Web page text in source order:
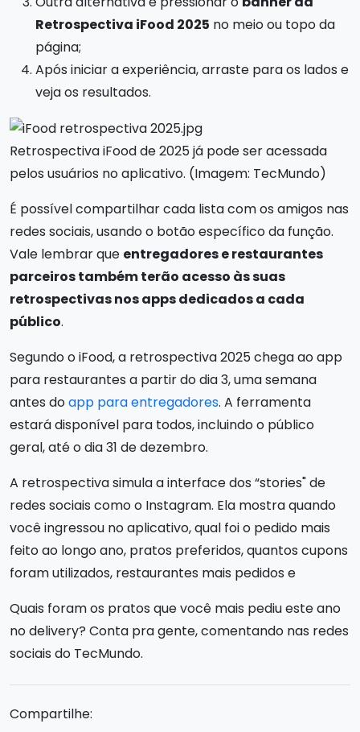
Retrospectiva iFood 2025 no meio ou topo da
página;
Após iniciar a experiência, arraste para os lados e
veja os resultados.
Retrospectiva iFood de 2025 já pode ser acessada
pelos usuários no aplicativo. (Imagem: TecMundo)
É possível compartilhar cada lista com os amigos nas
redes sociais, usando o botão específico da função.
Vale lembrar que entregadores e restaurantes
parceiros também terão acesso às suas
retrospectivas nos apps dedicados a cada
público.
Segundo o iFood, a retrospectiva 2025 chega ao app
para restaurantes a partir do dia 3, uma semana
antes doapp para entregadores. A ferramenta
estará disponível para todos, incluindo o público
geral, até o dia 31 de dezembro.
A retrospectiva simula a interface dos “stories" de
redes sociais como o Instagram. Ela mostra quando
você ingressou no aplicativo, qual foi o pedido mais
feito ao longo ano, pratos preferidos, quantos cupons
foram utilizados, restaurantes mais pedidos e
Quais foram os pratos que você mais pediu este ano
no delivery? Conta pra gente, comentando nas redes
sociais do TecMundo.
Compartilhe: